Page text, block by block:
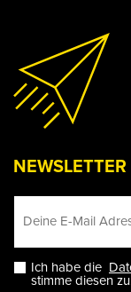
NEWSLETTER
Ich habe die
stimme diesen